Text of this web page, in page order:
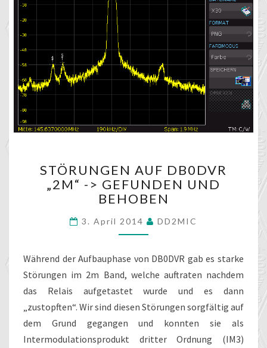
AUF
DB0DVR
„2M“
>
GEFUNDEN
BEHOBEN
STÖRUNGEN AUF DB0DVR
„2M“ -> GEFUNDEN UND
BEHOBEN
3. April 2014 DD2MIC
Während der Aufbauphase von DB0DVR gab es starke
Störungen im 2m Band, welche auftraten nachdem
das Relais aufgetastet wurde und es dann
„zustopften“. Wir sind diesen Störungen sorgfältig auf
dem Grund gegangen und konnten sie als
Intermodulationsprodukt dritter Ordnung (IM3)